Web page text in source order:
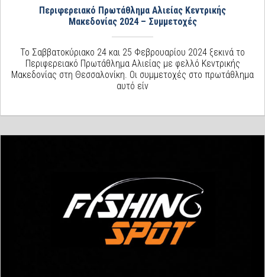
Περιφερειακό Πρωτάθλημα Αλιείας Κεντρικής
Μακεδονίας 2024 – Συμμετοχές
Το Σαββατοκύριακο 24 και 25 Φεβρουαρίου 2024 ξεκινά το
Περιφερειακό Πρωτάθλημα Αλιείας με φελλό Κεντρικής
Μακεδονίας στη Θεσσαλονίκη. Οι συμμετοχές στο πρωτάθλημα
αυτό είν